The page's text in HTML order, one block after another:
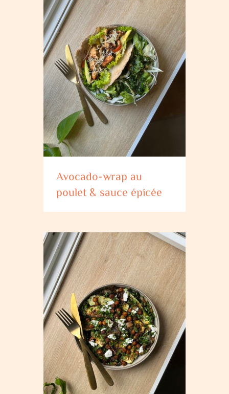
Avocado-wrap au
poulet & sauce épicée